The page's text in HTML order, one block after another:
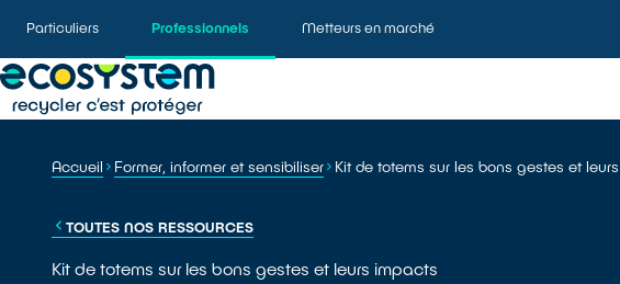
Particuliers Professionnels Metteurs en marché
Accueil Former, informer et sensibiliser Kit de totems sur les bons gestes et
TOUTES NOS RESSOURCES
Kit de totems sur les bons gestes et leurs impacts